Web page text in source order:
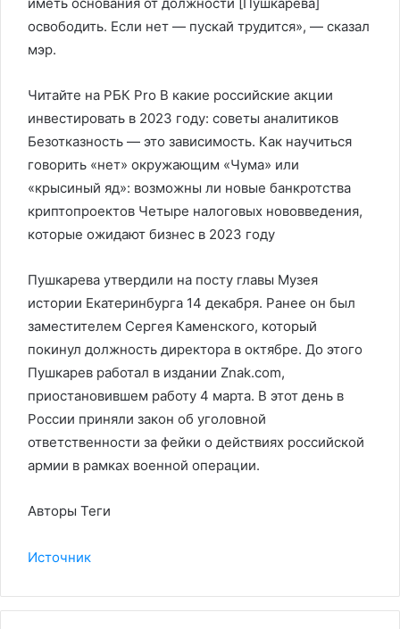
освободить. Если нет — пускай трудится», — сказал
мэр.
Читайте на РБК Pro В какие российские акции
инвестировать в 2023 году: советы аналитиков
Безотказность — это зависимость. Как научиться
говорить «нет» окружающим «Чума» или
«крысиный яд»: возможны ли новые банкротства
криптопроектов Четыре налоговых нововведения,
которые ожидают бизнес в 2023 году
Пушкарева утвердили на посту главы Музея
истории Екатеринбурга 14 декабря. Ранее он был
заместителем Сергея Каменского, который
покинул должность директора в октябре. До этого
Пушкарев работал в издании Znak.com,
приостановившем работу 4 марта. В этот день в
России приняли закон об уголовной
ответственности за фейки о действиях российской
армии в рамках военной операции.
Авторы Теги
Источник